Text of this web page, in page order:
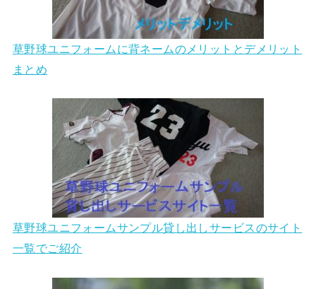
草野球ユニフォームに背ネームのメリットとデメリット
まとめ
草野球ユニフォームサンプル貸し出しサービスのサイト
一覧でご紹介